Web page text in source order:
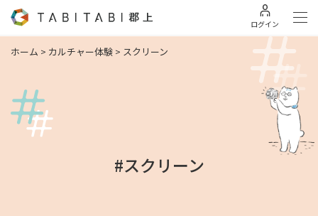
ログイン
ホーム > カルチャー体験 > スクリーン
#スクリーン